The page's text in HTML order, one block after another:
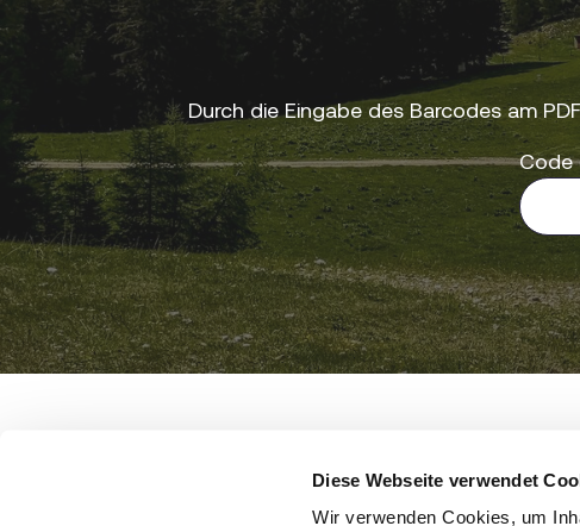
Diese Webseite verwendet
Wir verwenden Cookies, um
Durch die Eingabe des Barcodes am
Code
Steiermark Tourismus • Steirische